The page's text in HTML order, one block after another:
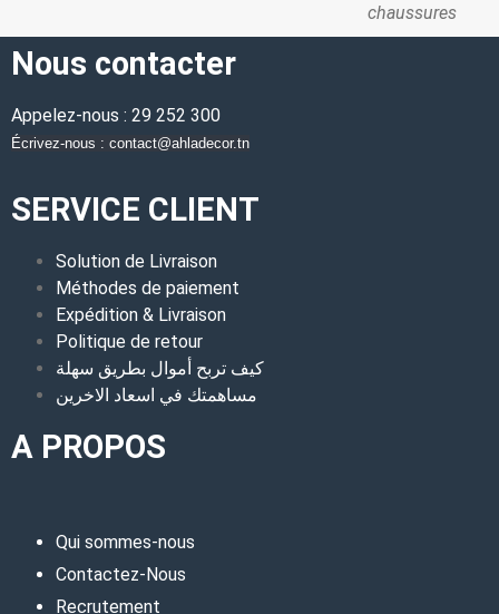
chaussures
Nous contacter
Appelez-nous : 29 252 300
Écrivez-nous : contact@ahladecor.tn
SERVICE CLIENT
Solution de Livraison
Méthodes de paiement
Expédition & Livraison
Politique de retour
كيف تربح أموال بطريق سهلة
مساهمتك في اسعاد الاخرين
A PROPOS
Qui sommes-nous
Contactez-Nous
Recrutement